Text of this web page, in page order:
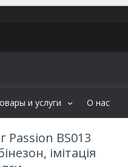
и услуги О нас
Passion BS013
імітація